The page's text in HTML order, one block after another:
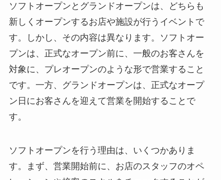
ソフトオープンとグランドオープンは、どちらも
新しくオープンするお店や施設が行うイベントで
す。しかし、その内容は異なります。ソフトオー
プンは、正式なオープン前に、一般のお客さんを
対象に、プレオープンのような形で営業すること
です。一方、グランドオープンは、正式なオープ
ン日にお客さんを迎えて営業を開始することで
す。
ソフトオープンを行う理由は、いくつかありま
す。まず、営業開始前に、お店のスタッフのオペ